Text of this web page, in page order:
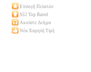
Επιλογή Πελατών
S52 Top Rated
Ακούστε Δείγμα
Νέα Χαμηλή Τιμή